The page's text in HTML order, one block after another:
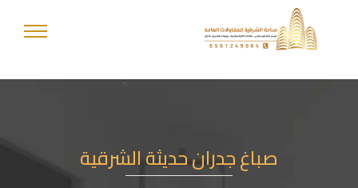
صباغ جدران حديثة الشرقية